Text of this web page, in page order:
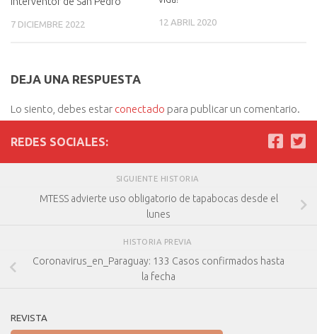
7 DICIEMBRE 2022 12 ABRIL 2020
DEJA UNA RESPUESTA
Lo siento, debes estar conectado para publicar un comentario.
REDES SOCIALES:
SIGUIENTE HISTORIA
MTESS advierte uso obligatorio de tapabocas desde el
lunes
HISTORIA PREVIA
Coronavirus_en_Paraguay: 133 Casos confirmados hasta
la fecha
REVISTA